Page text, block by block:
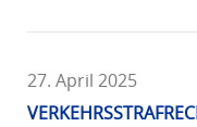
27. April 2025